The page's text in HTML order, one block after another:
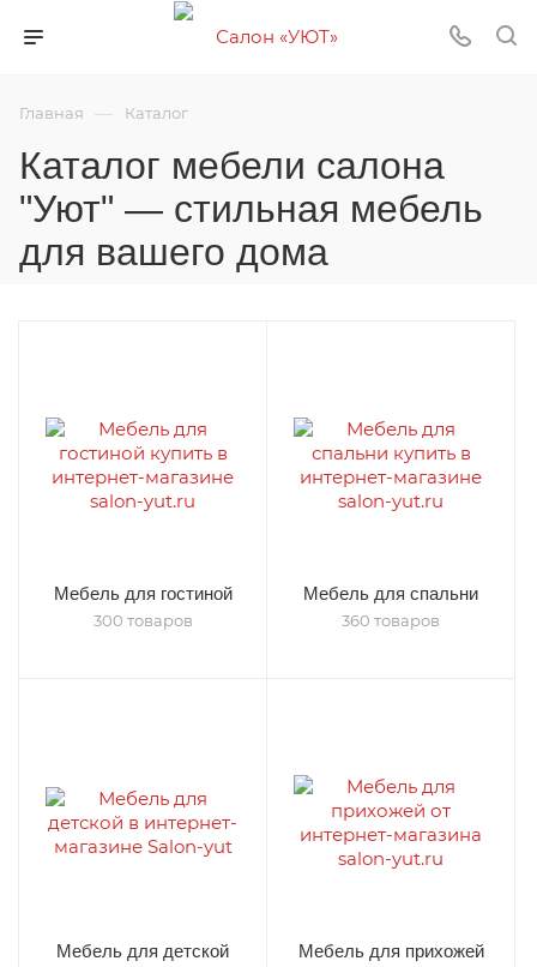
Главная — Каталог
Каталог мебели салона
"Уют" — стильная мебель
для вашего дома
Мебель для гостиной
300 товаров
Мебель для спальни
360 товаров
Мебель для детской Мебель для прихожей